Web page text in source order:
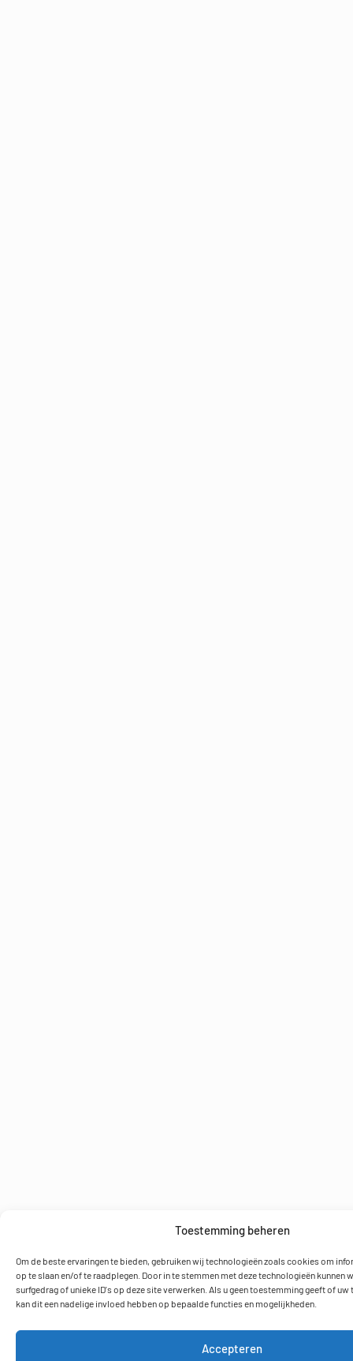
Toestemming beheren
Om de beste ervaringen te bieden, gebruiken wij technologieën zoals cookies om
op te slaan en/of te raadplegen. Door in te stemmen met deze technologieën kunnen
surfgedrag of unieke ID's op deze site verwerken. Als u geen toestemming geeft of
kan dit een nadelige invloed hebben op bepaalde functies en mogelijkheden.
Accepteren